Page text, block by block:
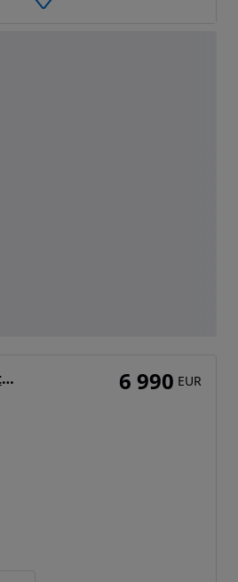
Audi A6 3.0 TDI V6 quattro Exclusive Tiptronic 6 990 EUR